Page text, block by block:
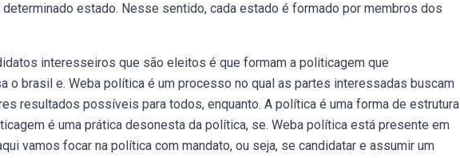
estado. Nesse sentido, cada estado é formado por membros dos
interesseiros que são eleitos é que formam a politicagem que
o brasil e. Weba política é um processo no qual as partes interessadas buscam
resultados possíveis para todos, enquanto. A política é uma forma de estrutura
é uma prática desonesta da política, se. Weba política está presente em
vamos focar na política com mandato, ou seja, se candidatar e assumir um